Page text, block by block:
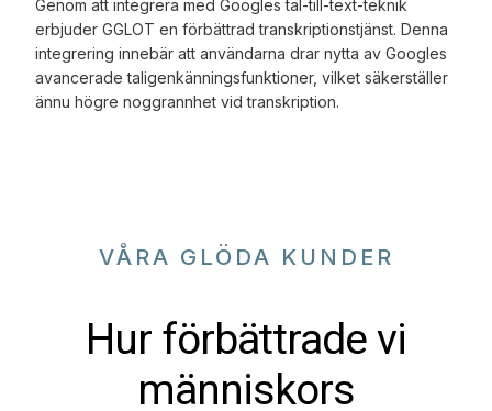
Genom att integrera med Googles tal-till-text-teknik
erbjuder GGLOT en förbättrad transkriptionstjänst. Denna
integrering innebär att användarna drar nytta av Googles
avancerade taligenkänningsfunktioner, vilket säkerställer
ännu högre noggrannhet vid transkription.
VÅRA GLÖDA KUNDER
Hur förbättrade vi
människors